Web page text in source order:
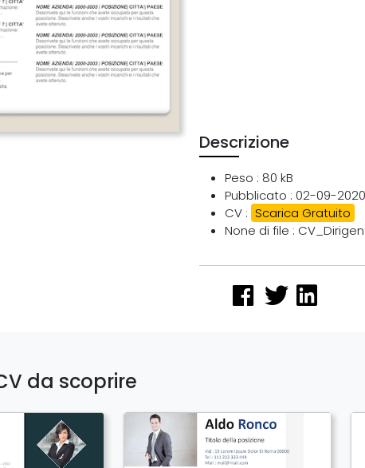
Descrizione
Peso : 80 kB
Pubblicato : 02-09-2020
CV : Scarica Gratuito
None di file :
da scoprire